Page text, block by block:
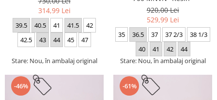
314,99 Lei
39.5 40.5 41 41.5
42
42.5
43 44 45 47
Stare: Nou, în ambalaj original
920,00 Lei
529,99 Lei
35 36.5 37 37 2/3
38 1/3
40
41 42
44
Stare: Nou, în ambalaj original
-46% -61%